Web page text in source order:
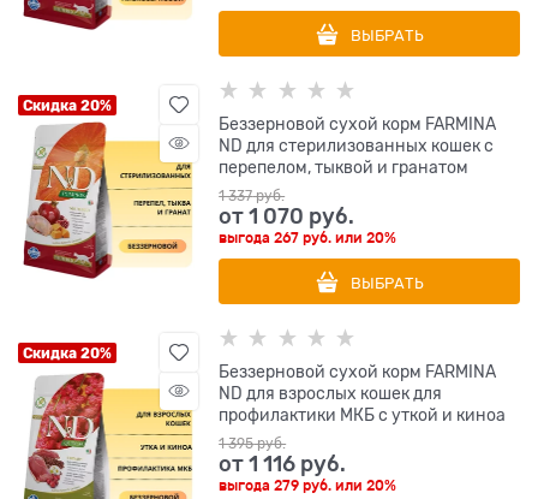
ВЫБРАТЬ
Скидка 20%
Беззерновой cухой корм FARMINA
ND для стерилизованных кошек с
перепелом, тыквой и гранатом
1 337 руб.
от1 070 руб.
выгода267 руб. или20%
ВЫБРАТЬ
Скидка 20%
Беззерновой cухой корм FARMINA
ND для взрослых кошек для
профилактики МКБ с уткой и киноа
1 395 руб.
от1 116 руб.
выгода279 руб. или20%